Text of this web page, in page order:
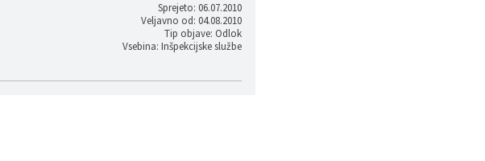
Sprejeto: 06.07.2010
Veljavno od: 04.08.2010
Tip objave: Odlok
Vsebina: Inšpekcijske službe